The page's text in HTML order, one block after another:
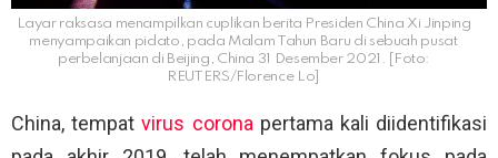
Layar raksasa menampilkan cuplikan berita Presiden China Xi Jinping
menyampaikan pidato, pada Malam Tahun Baru di sebuah pusat
perbelanjaan di Beijing, China 31 Desember 2021. [Foto:
REUTERS/Florence Lo]
China, tempatvirus coronapertama kali diidentifikasi